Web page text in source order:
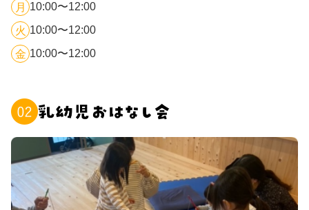
月 10:00〜12:00
火 10:00〜12:00
金 10:00〜12:00